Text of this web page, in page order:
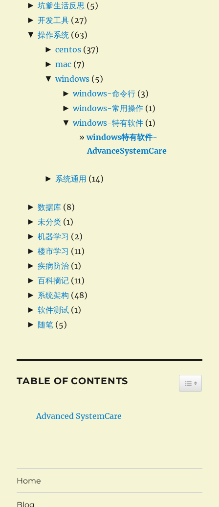
► 坑爹生活反思 (5)
► 开发工具 (27)
▼ 操作系统 (63)
► centos (37)
► mac (7)
▼ windows (5)
► windows-命令行 (3)
► windows-常用操作 (1)
▼ windows-特有软件 (1)
windows特有软件-
AdvanceSystemCare
► 系统通用 (14)
► 数据库 (8)
► 未分类 (1)
► 机器学习 (2)
► 楼市学习 (11)
► 疾病防治 (1)
► 百科摘记 (11)
► 系统架构 (48)
► 软件测试 (1)
► 随笔 (5)
TABLE OF CONTENTS
Advanced SystemCare
Home
Blog